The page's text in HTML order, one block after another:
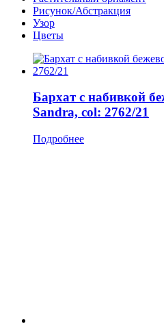
Рисунок/Абстракция
Узор
Цветы
Бархат с набивкой
Sandra, col: 2762/21
Подробнее